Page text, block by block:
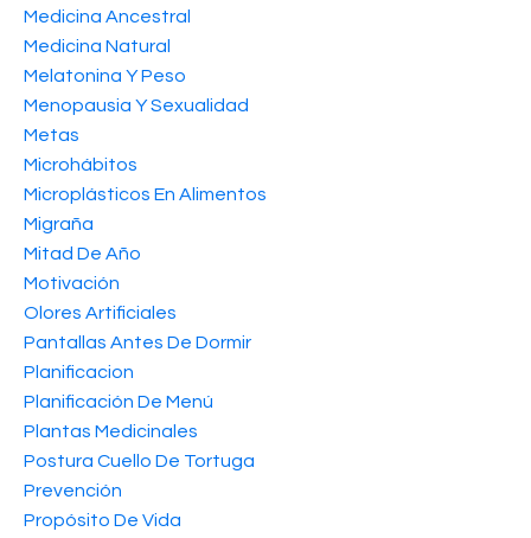
Medicina Ancestral
Medicina Natural
Melatonina Y Peso
Menopausia Y Sexualidad
Metas
Microhábitos
Microplásticos En Alimentos
Migraña
Mitad De Año
Motivación
Olores Artificiales
Pantallas Antes De Dormir
Planificacion
Planificación De Menú
Plantas Medicinales
Postura Cuello De Tortuga
Prevención
Propósito De Vida